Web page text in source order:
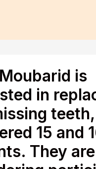
is
in
teeth,
15 and
They are